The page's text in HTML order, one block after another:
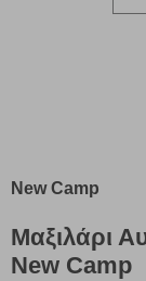
New Camp
Μαξιλάρι
New Camp